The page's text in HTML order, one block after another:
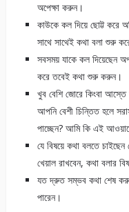
অপেক্ষা করুন।
কাউকে কল দিয়ে ছোট্ট করে
সাথে সাথেই কথা বলা শুরু
সবসময় যাকে কল দিয়েছেন
করে তবেই কথা শুরু করুন।
খুব বেশি জোরে কিংবা
আপনি বেশী চিন্তিত হলে
পাচ্ছেন? আমি কি এই
যে বিষয়ে কথা বলতে চাইছেন
খেয়াল রাখবেন, কথা বলার
যত দ্রুত সম্ভব কথা শেষ
পারেন।